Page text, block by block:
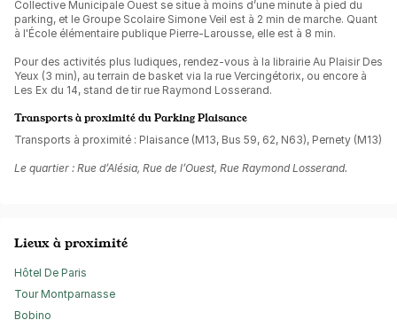
Collective Municipale Ouest se situe à moins d’une minute à pied du
parking, et le Groupe Scolaire Simone Veil est à 2 min de marche. Quant
à l'École élémentaire publique Pierre-Larousse, elle est à 8 min.
Pour des activités plus ludiques, rendez-vous à la librairie Au Plaisir Des
Yeux (3 min), au terrain de basket via la rue Vercingétorix, ou encore à
Les Ex du 14, stand de tir rue Raymond Losserand.
Transports à proximité du Parking Plaisance
Transports à proximité : Plaisance (M13, Bus 59, 62, N63), Pernety (M13)
Le quartier : Rue d’Alésia, Rue de l’Ouest, Rue Raymond Losserand.
Lieux à proximité
Hôtel De Paris
Tour Montparnasse
Bobino